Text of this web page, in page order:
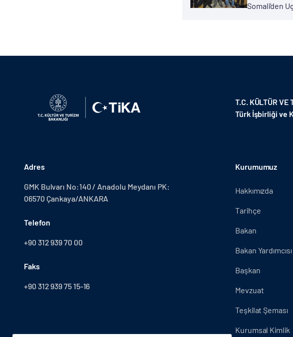
Somali’den
T.C. KÜLTÜR VE
Türk İşbirliği ve
Adres
GMK Bulvarı No:140 / Anadolu Meydanı PK:
06570 Çankaya/ANKARA
Telefon
+90 312 939 70 00
Faks
+90 312 939 75 15-16
Kurumumuz
Hakkımızda
Tarihçe
Bakan
Bakan Yardımcısı
Başkan
Mevzuat
Teşkilat Şeması
Kurumsal Kimlik